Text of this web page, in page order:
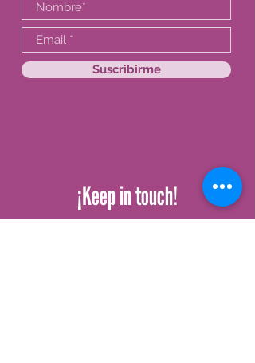
Suscribirme
¡Keep in touch!